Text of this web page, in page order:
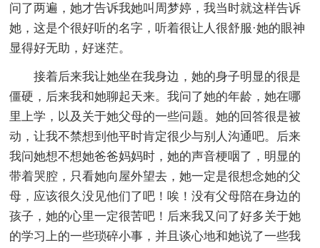
问了两遍，她才告诉我她叫周梦婷，我当时就这样告诉
她，这是个很好听的名字，听着很让人很舒服·她的眼神
显得好无助，好迷茫。
接着后来我让她坐在我身边，她的身子明显的很是
僵硬，后来我和她聊起天来。我问了她的年龄，她在哪
里上学，以及关于她父母的一些问题。她的回答很是被
动，让我不禁想到他平时肯定很少与别人沟通吧。后来
我问她想不想她爸爸妈妈时，她的声音梗咽了，明显的
带着哭腔，只看她向屋外望去，她一定是很想念她的父
母，应该很久没见他们了吧！唉！没有父母陪在身边的
孩子，她的心里一定很苦吧！后来我又问了好多关于她
的学习上的一些琐碎小事，并且谈心地和她说了一些我